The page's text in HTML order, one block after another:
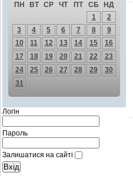
ПН ВТ СР ЧТ ПТ СБ
НД
1
2
3
4 5 6 7 8
9
10
11 12 13 14 15
16
17
18 19 20 21 22
23
24
25 26 27 28 29
30
31
Логін
Пароль
Залишатися на сайті